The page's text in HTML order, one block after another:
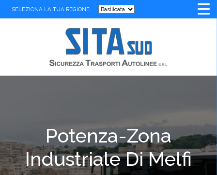
SELEZIONA LA TUA REGIONE
Potenza-Zona
Industriale Di Melfi